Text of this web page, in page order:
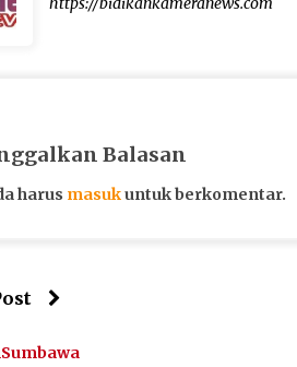
Balasan
harus masukuntuk berkomentar.
Sumbawa